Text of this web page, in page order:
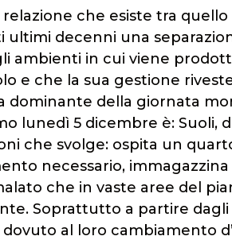
che esiste tra
ultimi decenni una
ambienti in cui viene
e che la sua gestione
dominante della giornata
lunedì 5 dicembre è: Suoli,
che svolge: ospita un
necessario,
che in vaste aree del
Soprattutto a partire dagli
al loro cambiamento